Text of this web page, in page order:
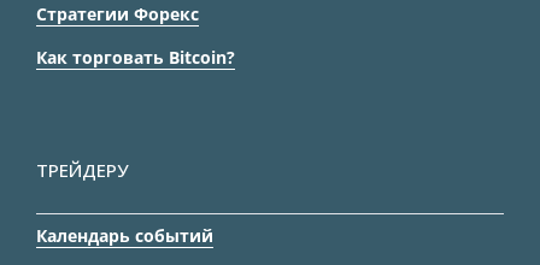
Стратегии Форекс
Как торговать Bitcoin?
ТРЕЙДЕРУ
Календарь событий